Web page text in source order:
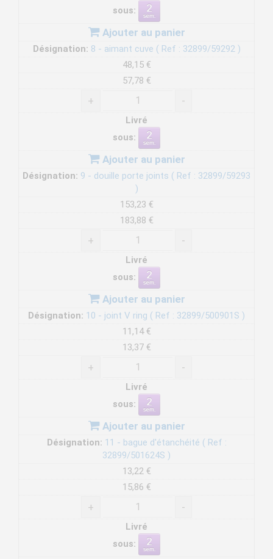
sous:
Ajouter au panier
Désignation: 8 - aimant cuve ( Ref : 32899/59292 )
48,15 €
57,78 €
+ -
Livré
sous:
Ajouter au panier
Désignation: 9 - douille porte joints ( Ref : 32899/59293
)
153,23 €
183,88 €
+ -
Livré
sous:
Ajouter au panier
Désignation: 10 - joint V ring ( Ref : 32899/500901S )
11,14 €
13,37 €
+ -
Livré
sous:
Ajouter au panier
Désignation: 11 - bague d'étanchéité ( Ref :
32899/501624S )
13,22 €
15,86 €
+ -
Livré
sous: